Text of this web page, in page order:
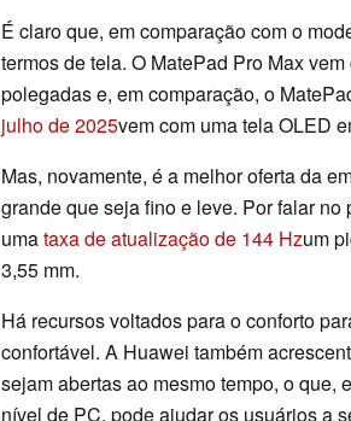
É claro que, em comparação com o
termos de tela. O MatePad Pro Max
polegadas e, em comparação, o
julho de 2025vem com uma tela OLED
Mas, novamente, é a melhor oferta da
grande que seja fino e leve. Por falar
umataxa de atualização de 144 Hzum
3,55 mm.
Há recursos voltados para o conforto
confortável. A Huawei também
sejam abertas ao mesmo tempo, o
nível de PC, pode ajudar os usuários a